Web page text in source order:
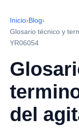
Inicio›Blog›
Glosario técnico y
YR06054
del